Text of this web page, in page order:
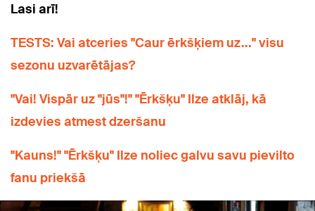
Lasi arī!
TESTS: Vai atceries "Caur ērkšķiem uz..." visu
sezonu uzvarētājas?
"Vai! Vispār uz "jūs"!" "Ērkšķu" Ilze atklāj, kā
izdevies atmest dzeršanu
"Kauns!" "Ērkšķu" Ilze noliec galvu savu pievilto
fanu priekšā